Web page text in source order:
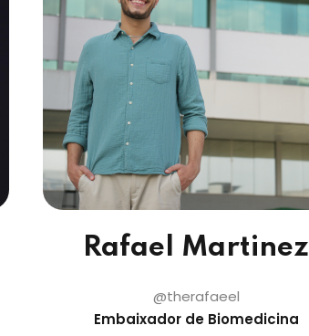
Rafael Martinez
@therafaeel
Embaixador de Biomedicina